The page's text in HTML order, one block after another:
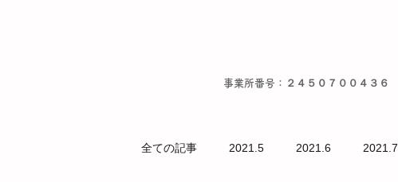
事業所番号：２４５０７００４３６
全ての記事 2021.5 2021.6 2021.7